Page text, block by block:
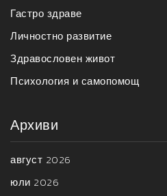
Гастро здраве
Личностно развитие
Здравословен живот
Психология и самопомощ
Архиви
август 2026
юли 2026